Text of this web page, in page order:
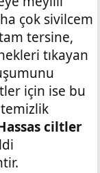
çok sivilcem
tersine,
tıkayan
için ise bu
ciltler